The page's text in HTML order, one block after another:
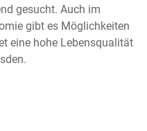
gesucht. Auch im
gibt es Möglichkeiten
eine hohe Lebensqualität